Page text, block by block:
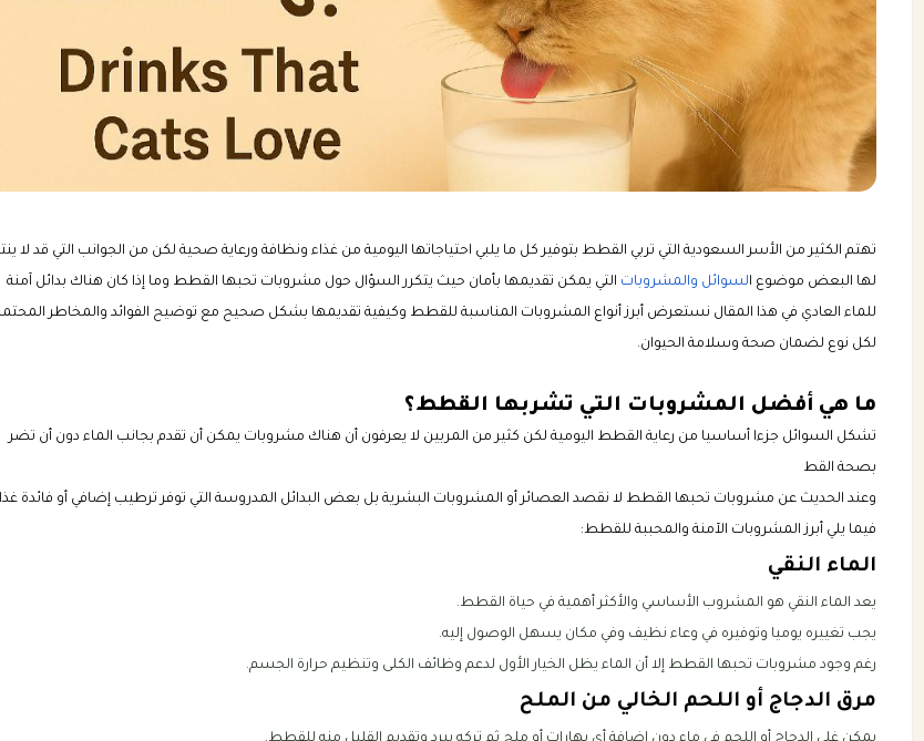
تهتم الكثير من الأسر السعودية التي تربي القطط بتوفير كل ما يلبي احتياجاتها اليومية من غذاء ونظافة ورعاية صحية لكن من الجوانب التي قد لا
لها البعض موضوع السوائل والمشروبات التي يمكن تقديمها بأمان حيث يتكرر السؤال حول مشروبات تحبها القطط وما إذا كان هناك بدائل آمنة
للماء العادي في هذا المقال نستعرض أبرز أنواع المشروبات المناسبة للقطط وكيفية تقديمها بشكل صحيح مع توضيح الفوائد والمخاطر
لكل نوع لضمان صحة وسلامة الحيوان.
ما هي أفضل المشروبات التي تشربها القطط؟
تشكل السوائل جزءا أساسيا من رعاية القطط اليومية لكن كثير من المربين لا يعرفون أن هناك مشروبات يمكن أن تقدم بجانب الماء دون أن تضر
بصحة القط
وعند الحديث عن مشروبات تحبها القطط لا نقصد العصائر أو المشروبات البشرية بل بعض البدائل المدروسة التي توفر ترطيب إضافي أو فائدة
فيما يلي أبرز المشروبات الآمنة والمحببة للقطط:
الماء النقي
يعد الماء النقي هو المشروب الأساسي والأكثر أهمية في حياة القطط.
يجب تغييره يوميا وتوفيره في وعاء نظيف وفي مكان يسهل الوصول إليه.
رغم وجود مشروبات تحبها القطط إلا أن الماء يظل الخيار الأول لدعم وظائف الكلى وتنظيم حرارة الجسم.
مرق الدجاج أو اللحم الخالي من الملح